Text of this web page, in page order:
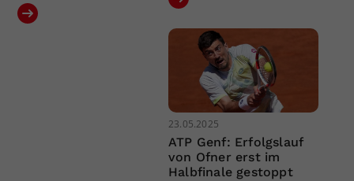
23.05.2025
ATP Genf: Erfolgslauf
von Ofner erst im
Halbfinale gestoppt